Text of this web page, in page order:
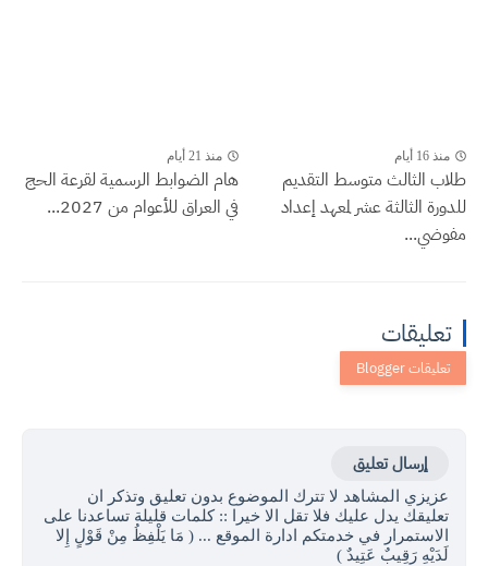
منذ 16 أيام
طلاب الثالث متوسط التقديم
للدورة الثالثة عشر لمعهد إعداد
مفوضي...
منذ 21 أيام
هام الضوابط الرسمية لقرعة الحج
في العراق للأعوام من 2027...
تعليقات
إرسال تعليق
عزيزي المشاهد لا تترك الموضوع بدون تعليق وتذكر ان
تعليقك يدل عليك فلا تقل الا خيرا :: كلمات قليلة تساعدنا على
الاستمرار في خدمتكم ادارة الموقع ... ( مَا يَلْفِظُ مِنْ قَوْلٍ إِلا
لَدَيْهِ رَقِيبٌ عَتِيدٌ )